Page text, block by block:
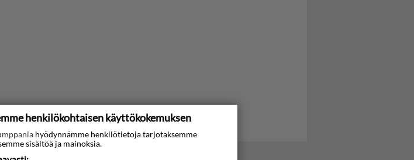
henkilökohtaisen käyttökokemuksen
hyödynnämme henkilötietoja tarjotaksemme
sisältöä ja mainoksia.